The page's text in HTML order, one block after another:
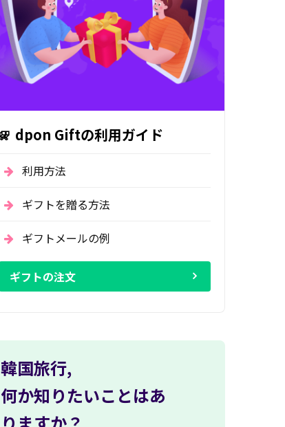
dpon Giftの利用ガイド
利用方法
ギフトを贈る方法
ギフトメールの例
ギフトの注文
韓国旅行,
何か知りたいことはあ